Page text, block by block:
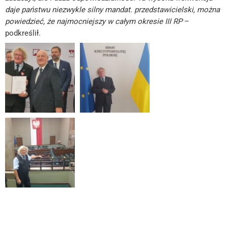
daje państwu niezwykle silny mandat. przedstawicielski, można
powiedzieć, że najmocniejszy w całym okresie III RP–
podkreślił.